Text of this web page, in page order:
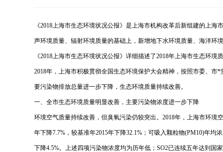
《2018上海市生态环境状况公报》是上海市机构改革后新组建的上
声环境质量、辐射环境质量的基础上，新增地下水环境质量、海洋环
《2018上海市生态环境状况公报》详细描述了2018年上海市生态环
2018年，上海市积极贯彻全国生态环境保护大会精神，按照市委、
要污染物排放总量进一步下降，生态环境质量持续改善。
一、全市生态环境质量明显改善，主要污染物浓度进一步下降
环境空气质量持续改善，但臭氧污染仍较突出。2018年，上海市环境
年下降7.7%，较基准年2015年下降32.1%；可吸入颗粒物(PM10)年均
下降4.5%。上述四项污染物浓度均为历年低；SO2已连续五年达到